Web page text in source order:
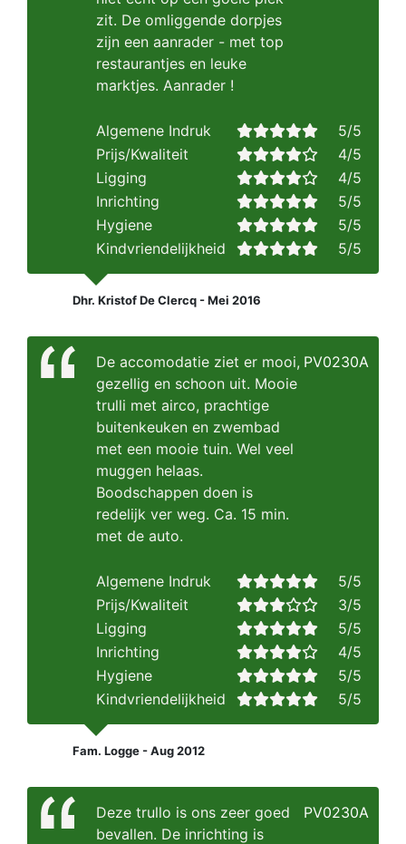
zit. De omliggende dorpjes
zijn een aanrader - met top
restaurantjes en leuke
marktjes. Aanrader !
Algemene Indruk
5/5
Prijs/Kwaliteit
4/5
Ligging
4/5
Inrichting
5/5
Hygiene
5/5
Kindvriendelijkheid
5/5
Dhr. Kristof De Clercq - Mei 2016
De accomodatie ziet er mooi,
gezellig en schoon uit. Mooie
trulli met airco, prachtige
buitenkeuken en zwembad
met een mooie tuin. Wel veel
muggen helaas.
Boodschappen doen is
redelijk ver weg. Ca. 15 min.
met de auto.
PV0230A
Algemene Indruk
5/5
Prijs/Kwaliteit
3/5
Ligging
5/5
Inrichting
4/5
Hygiene
5/5
Kindvriendelijkheid
5/5
Fam. Logge - Aug 2012
Deze trullo is ons zeer goed
bevallen. De inrichting is
PV0230A